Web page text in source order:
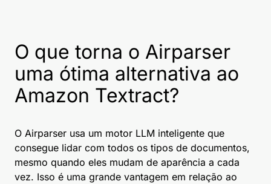
O que torna o Airparser
uma ótima alternativa ao
Amazon Textract?
O Airparser usa um motor LLM inteligente que
consegue lidar com todos os tipos de documentos,
mesmo quando eles mudam de aparência a cada
vez. Isso é uma grande vantagem em relação ao